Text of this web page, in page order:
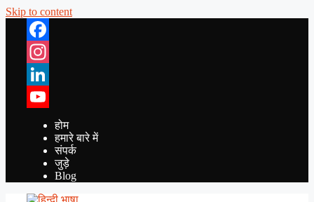
Skip to content
Facebook
Instagram
LinkedIn
YouTube
होम
हमारे बारे में
संपर्क
जुड़े
Blog